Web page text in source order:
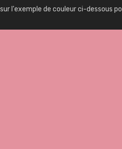
l'exemple de couleur ci-dessous